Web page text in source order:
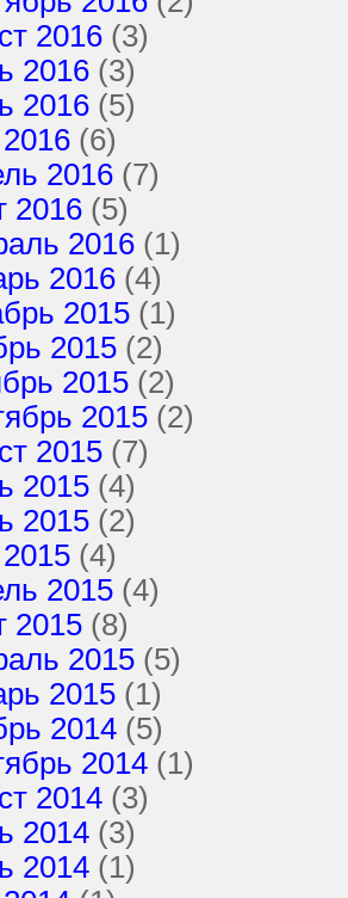
2016 (3)
2016 (3)
2016 (5)
(6)
2016 (7)
2016 (5)
2016 (1)
2016 (4)
2015 (1)
2015 (2)
2015 (2)
2015 (2)
2015 (7)
2015 (4)
2015 (2)
(4)
2015 (4)
2015 (8)
2015 (5)
2015 (1)
2014 (5)
2014 (1)
2014 (3)
2014 (3)
2014 (1)